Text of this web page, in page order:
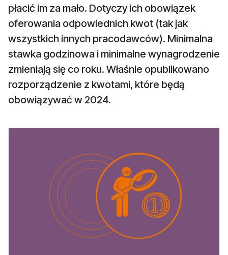
płacić im za mało. Dotyczy ich obowiązek
oferowania odpowiednich kwot (tak jak
wszystkich innych pracodawców). Minimalna
stawka godzinowa i minimalne wynagrodzenie
zmieniają się co roku. Właśnie opublikowano
rozporządzenie z kwotami, które będą
obowiązywać w 2024.